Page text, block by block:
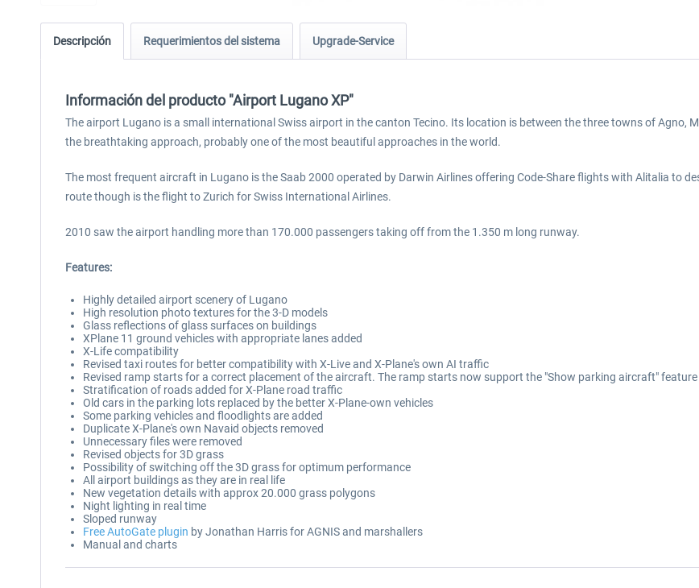
Descripción Requerimientos del sistema Upgrade-Service
Información del producto "Airport Lugano XP"
The airport Lugano is a small international Swiss airport in the canton Tecino. Its location is between the three towns of Agno,
the breathtaking approach, probably one of the most beautiful approaches in the world.
The most frequent aircraft in Lugano is the Saab 2000 operated by Darwin Airlines offering Code-Share flights with Alitalia to
route though is the flight to Zurich for Swiss International Airlines.
2010 saw the airport handling more than 170.000 passengers taking off from the 1.350 m long runway.
Features:
Highly detailed airport scenery of Lugano
High resolution photo textures for the 3-D models
Glass reflections of glass surfaces on buildings
XPlane 11 ground vehicles with appropriate lanes added
X-Life compatibility
Revised taxi routes for better compatibility with X-Live and X-Plane's own AI traffic
Revised ramp starts for a correct placement of the aircraft. The ramp starts now support the "Show parking aircraft" feature
Stratification of roads added for X-Plane road traffic
Old cars in the parking lots replaced by the better X-Plane-own vehicles
Some parking vehicles and floodlights are added
Duplicate X-Plane's own Navaid objects removed
Unnecessary files were removed
Revised objects for 3D grass
Possibility of switching off the 3D grass for optimum performance
All airport buildings as they are in real life
New vegetation details with approx 20.000 grass polygons
Night lighting in real time
Sloped runway
Free AutoGate plugin by Jonathan Harris for AGNIS and marshallers
Manual and charts